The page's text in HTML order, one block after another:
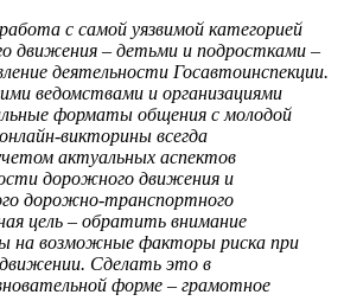
с самой уязвимой категорией
движения – детьми и подростками –
деятельности Госавтоинспекции.
ведомствами и организациями
форматы общения с молодой
викторины всегда
актуальных аспектов
дорожного движения и
дорожно-транспортного
цель – обратить внимание
на возможные факторы риска при
Сделать это в
форме – грамотное